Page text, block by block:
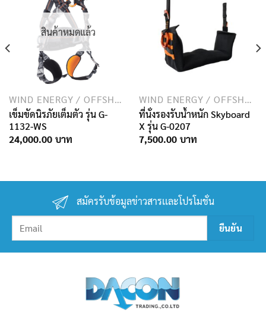
สินค้าหมดแล้ว
WIND ENERGY / OFFSHORE INDUSTRY
เข็มขัดนิรภัยเต็มตัว รุ่น G-
1132-WS
24,000.00
WIND ENERGY / OFFSHORE INDUSTRY
ที่นั่งรองรับน้ำหนัก Skyboard
X รุ่น G-0207
7,500.00
สมัครรับข้อมูลข่าวสารเเละโปรโมชั่น